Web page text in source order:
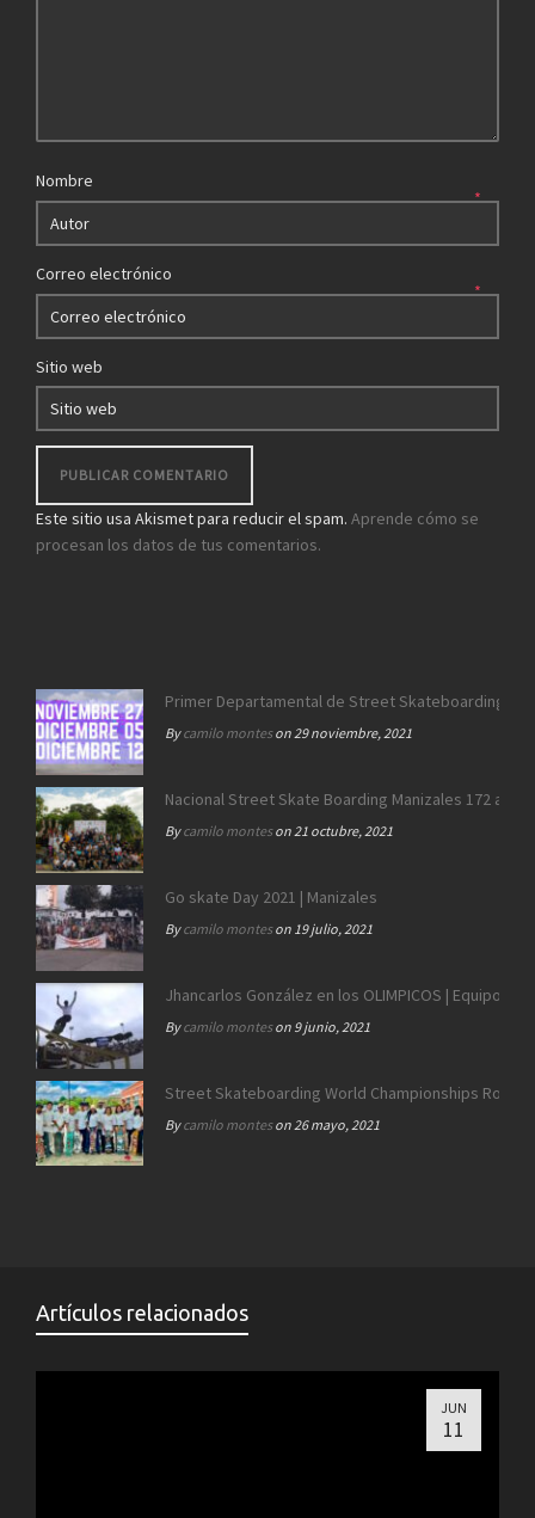
Nombre
*
Correo electrónico
*
Sitio web
Este sitio usa Akismet para reducir el spam. Aprende cómo se
procesan los datos de tus comentarios.
Primer Departamental de Street Skateboarding de
Bycamilo monteson 29 noviembre, 2021
Nacional Street Skate Boarding Manizales 172 años
Bycamilo monteson 21 octubre, 2021
Go skate Day 2021 | Manizales
Bycamilo monteson 19 julio, 2021
Jhancarlos González en los OLIMPICOS | Equipo SB
Bycamilo monteson 9 junio, 2021
Street Skateboarding World Championships Roma
Bycamilo monteson 26 mayo, 2021
Artículos relacionados
JUN
11